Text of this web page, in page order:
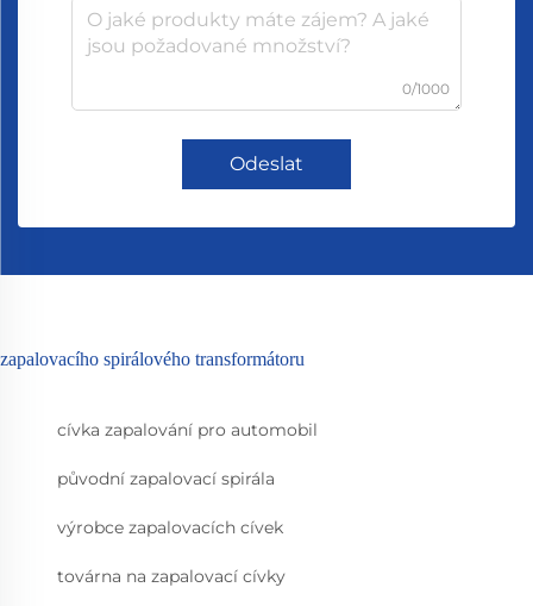
0/1000
Odeslat
zapalovacího spirálového transformátoru
cívka zapalování pro automobil
původní zapalovací spirála
výrobce zapalovacích cívek
továrna na zapalovací cívky